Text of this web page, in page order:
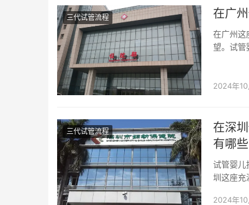
三代试管流程 在广
在广州这
望。试管
2024年10
三代试管流程
在深
有哪些
试管婴儿
圳这座充
2024年10